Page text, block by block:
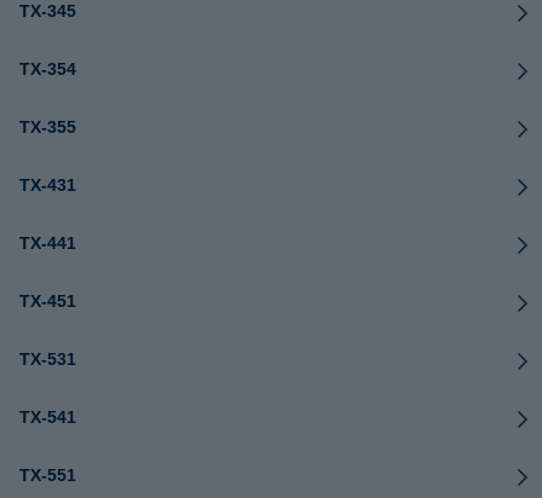
TX-345
TX-354
TX-355
TX-431
TX-441
TX-451
TX-531
TX-541
TX-551